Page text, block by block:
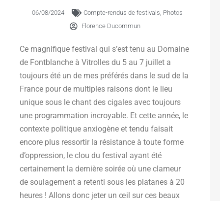
06/08/2024 Compte-rendus de festivals, Photos
Florence Ducommun
Ce magnifique festival qui s’est tenu au Domaine
de Fontblanche à Vitrolles du 5 au 7 juillet a
toujours été un de mes préférés dans le sud de la
France pour de multiples raisons dont le lieu
unique sous le chant des cigales avec toujours
une programmation incroyable. Et cette année, le
contexte politique anxiogène et tendu faisait
encore plus ressortir la résistance à toute forme
d’oppression, le clou du festival ayant été
certainement la dernière soirée où une clameur
de soulagement a retenti sous les platanes à 20
heures ! Allons donc jeter un œil sur ces beaux